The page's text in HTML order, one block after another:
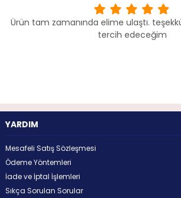
Ürün tam zamanında elime ulaştı.
tercih edeceğim
YARDIM
Mesafeli Satış Sözleşmesi
Ödeme Yöntemleri
İade ve İptal İşlemleri
Sıkça Sorulan Sorular